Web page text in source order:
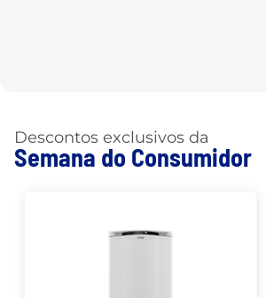
Descontos exclusivos da
Semana do Consumidor